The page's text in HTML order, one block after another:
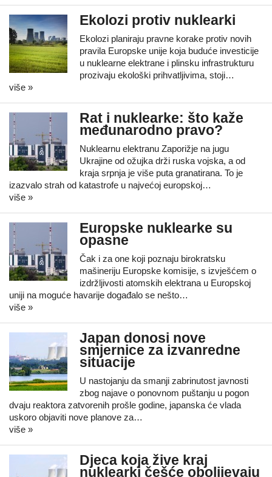
Ekolozi protiv nuklearki
Ekolozi planiraju pravne korake protiv novih
pravila Europske unije koja buduće investicije
u nuklearne elektrane i plinsku infrastrukturu
prozivaju ekološki prihvatljivima, stoji…
više »
Rat i nuklearke: što kaže
međunarodno pravo?
Nuklearnu elektranu Zaporižje na jugu
Ukrajine od ožujka drži ruska vojska, a od
kraja srpnja je više puta granatirana. To je
izazvalo strah od katastrofe u najvećoj europskoj…
više »
Europske nuklearke su
opasne
Čak i za one koji poznaju birokratsku
mašineriju Europske komisije, s izvješćem o
izdržljivosti atomskih elektrana u Europskoj
uniji na moguće havarije događalo se nešto…
više »
Japan donosi nove
smjernice za izvanredne
situacije
U nastojanju da smanji zabrinutost javnosti
zbog najave o ponovnom puštanju u pogon
dvaju reaktora zatvorenih prošle godine, japanska će vlada
uskoro objaviti nove planove za…
više »
Djeca koja žive kraj
nuklearki češće obolijevaju